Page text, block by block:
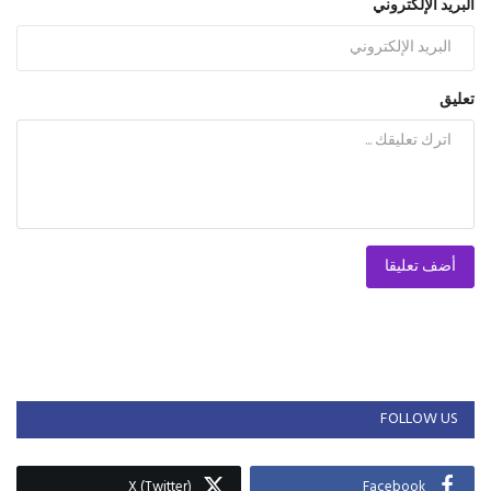
البريد الإلكتروني
تعليق
أضف تعليقا
FOLLOW US